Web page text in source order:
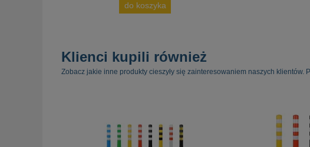
do koszyka
Klienci kupili również
Zobacz jakie inne produkty cieszyły się zainteresowaniem naszych